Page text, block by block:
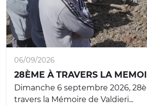
06/09/2026
28ÈME À TRAVERS LA
Dimanche 6 septembre 2026,
travers la Mémoire de Valdieri...